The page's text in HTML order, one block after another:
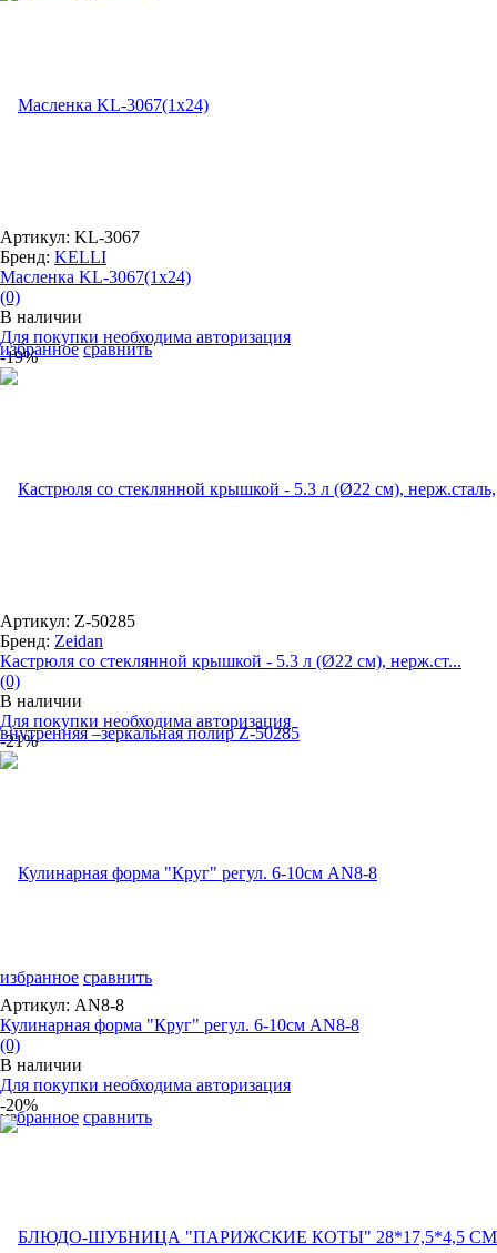
избранное сравнить
Артикул: KL-3067
Бренд: KELLI
Масленка KL-3067(1x24)
(0)
В наличии
Для покупки необходима авторизация
-19%
избранное сравнить
Артикул: Z-50285
Бренд: Zeidan
Кастрюля со стеклянной крышкой - 5.3 л (Ø22 см), нерж.ст...
(0)
В наличии
Для покупки необходима авторизация
-21%
избранное сравнить
Артикул: AN8-8
Кулинарная форма "Круг" регул. 6-10см AN8-8
(0)
В наличии
Для покупки необходима авторизация
-20%